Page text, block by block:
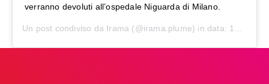
verranno devoluti all’ospedale Niguarda di Milano.
Un post condiviso da Irama (@irama.plume) in data: 18 Mar 2020 alle ore 7:05 PDT